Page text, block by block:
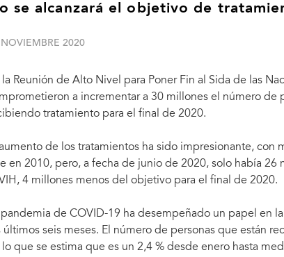
se alcanzará el objetivo de
2020
la Reunión de Alto Nivel para Poner Fin al Sida de las
a incrementar a 30 millones el número de
tratamiento para el final de 2020.
de los tratamientos ha sido impresionante,
en 2010, pero, a fecha de junio de 2020, solo había
4 millones menos del objetivo para el final de 2020.
pandemia de COVID-19 ha desempeñado un papel en
últimos seis meses. El número de personas que están
lo que se estima que es un 2,4 % desde enero hasta